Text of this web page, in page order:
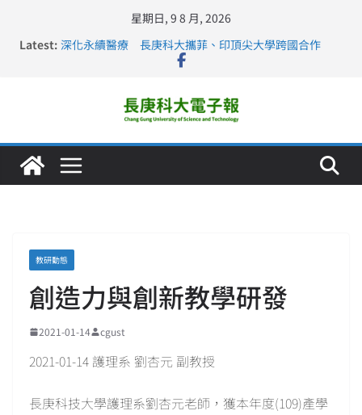
星期日, 9 8 月, 2026
Latest: 深化永續醫療 長庚科大攜菲、印頂尖大學跨國合作
長庚科大訪凱瑟醫療集團、美容學校收穫豐
仁德醫專與長庚科大締結策略聯盟 培育護理尖兵
長庚科大連四年穩居《遠見》醫學大學第5名 辦學實力再
教研動態
創造力與創新教學研發
2021-01-14 cgust
2021-01-14 護理系 劉杏元 副教授
長庚科技大學護理系劉杏元老師，獲本年度(109)產學